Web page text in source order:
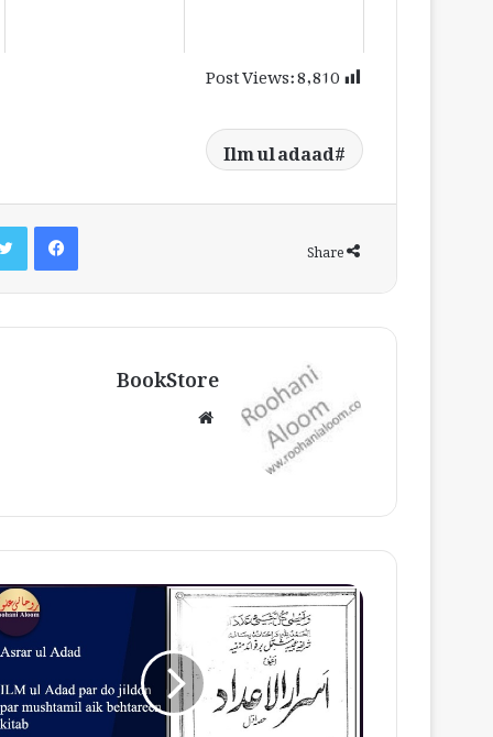
Post Views:8,810
Ilm ul adaad
Share
Facebook
BookStore
i
t